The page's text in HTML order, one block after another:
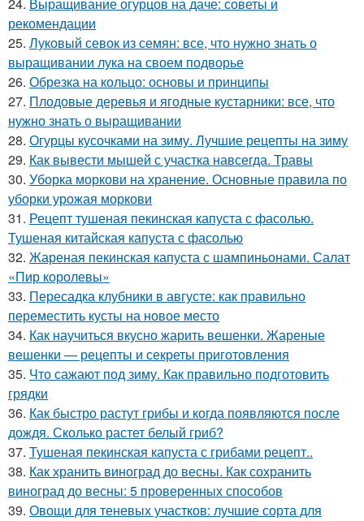
24. Выращивание огурцов на даче: советы и
рекомендации
25. Луковый севок из семян: все, что нужно знать о
выращивании лука на своем подворье
26. Обрезка на кольцо: основы и принципы
27. Плодовые деревья и ягодные кустарники: все, что
нужно знать о выращивании
28. Огурцы кусочками на зиму. Лучшие рецепты на зиму
29. Как вывести мышей с участка навсегда. Травы
30. Уборка моркови на хранение. Основные правила по
уборки урожая моркови
31. Рецепт тушеная пекинская капуста с фасолью.
Тушеная китайская капуста с фасолью
32. Жареная пекинская капуста с шампиньонами. Салат
«Пир королевы»
33. Пересадка клубники в августе: как правильно
переместить кусты на новое место
34. Как научиться вкусно жарить вешенки. Жареные
вешенки — рецепты и секреты приготовления
35. Что сажают под зиму. Как правильно подготовить
грядки
36. Как быстро растут грибы и когда появляются после
дождя. Сколько растет белый гриб?
37. Тушеная пекинская капуста с грибами рецепт..
38. Как хранить виноград до весны. Как сохранить
виноград до весны: 5 проверенных способов
39. Овощи для теневых участков: лучшие сорта для